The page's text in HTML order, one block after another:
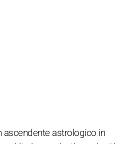
ascendente astrologico in